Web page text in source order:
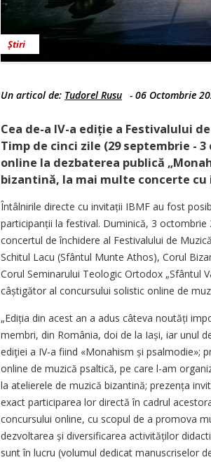
Știri
Un articol de: Tudorel Rusu - 06 Octombrie
Cea de-a IV-a ediție a Festivalului
Timp de cinci zile (29 septembrie -
online la dezbaterea publică
bizantină, la mai multe concerte
Întâlnirile directe cu invitații IBMF au fost
participanții la festival. Duminică, 3 octombrie
concertul de închidere al Festivalului de
Schitul Lacu (Sfântul Munte Athos), Corul
Corul Seminarului Teologic Ortodox „Sfântul
câștigător al concursului solistic online de
„Ediția din acest an a adus câteva noutăți
membri, din România, doi de la Iași, iar unul
ediţiei a IV-a f­iind «Monahism și psalmodie»;
online de muzică psaltică, pe care l-am
la atelierele de muzică bizantină; prezența
exact participarea lor directă în cadrul
concursului online, cu scopul de a promova
dezvoltarea și diversificarea activită­ților
sunt în lucru (volumul dedicat manuscriselor